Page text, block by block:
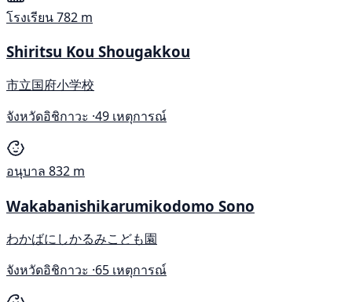
โรงเรียน782 m
Shiritsu Kou Shougakkou
市立国府小学校
จังหวัดอิชิกาวะ ·49 เหตุการณ์
อนุบาล 832 m
Wakabanishikarumikodomo Sono
わかばにしかるみこども園
จังหวัดอิชิกาวะ ·65 เหตุการณ์